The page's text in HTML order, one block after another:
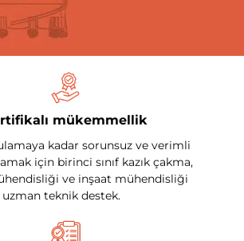
mükemmellik
kadar sorunsuz ve verimli
için birinci sınıf kazık çakma,
ve inşaat mühendisliği
uzman teknik destek.